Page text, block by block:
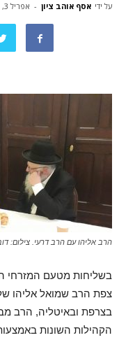
על ידי אסף אוהב ציון - אפריל 3, 2022
הרב אליהו עם הרב דרעי. צילום:
בשליחות מטעם המזרחי
צפת הרב שמואל אליהו
בצרפת ובאיטליה, הרב
הקהילות השונות